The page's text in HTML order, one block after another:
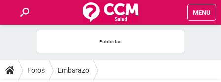
MENU
FOROS
Foros Embarazo